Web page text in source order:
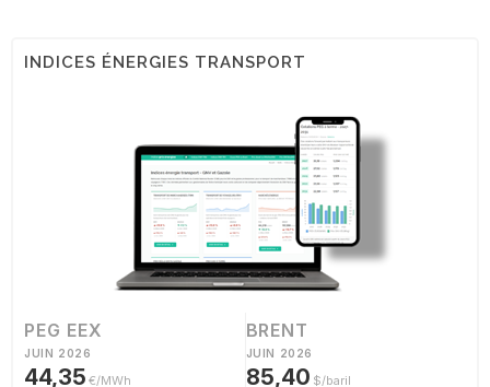
INDICES ÉNERGIES TRANSPORT
PEG EEX
JUIN 2026
44,35 €/MWh
BRENT
JUIN 2026
85,40 $/baril